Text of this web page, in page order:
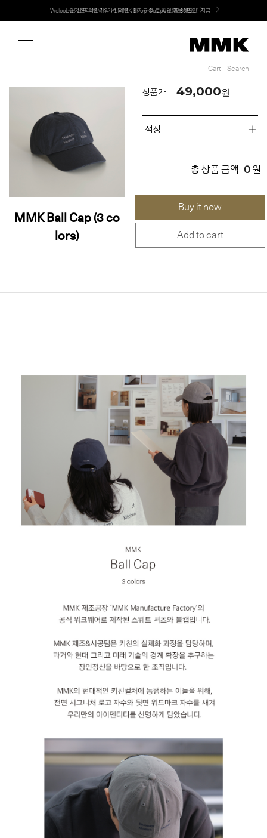
Welcome! 신규 회원가입 시 MMK Shop Coupon (총 60만원) 지급
MMK의 새로운 키친 디자인, EXTRUDE 익스트루드 라인 출시
Cart Search
MMK Ball Cap (3 co
lors)
상품가 49,000원
색상
총 상품 금액 0 원
Buy it now
Add to cart